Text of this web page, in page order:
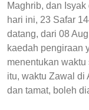
Maghrib, dan
hari ini, 23 Safar
datang, dari 08
kaedah pengiraan
menentukan
itu, waktu Zawal di
dan tamat, boleh